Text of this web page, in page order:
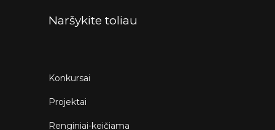
Naršykite toliau
Konkursai
Projektai
Renginiai-keičiama